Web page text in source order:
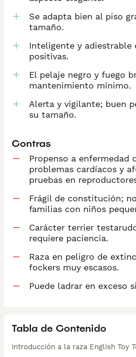
Se adapta bien al piso
tamaño.
Inteligente y adiestrable
positivas.
El pelaje negro y fuego
mantenimiento mínimo.
Alerta y vigilante; buen
su tamaño.
Contras
Propenso a enfermedad
problemas cardíacos y
pruebas en
Frágil de constitución;
familias con niños
Carácter terrier
requiere paciencia.
Raza en peligro de
fockers muy escasos.
Puede ladrar en exceso
Tabla de Contenido
Introducción a la raza English Toy